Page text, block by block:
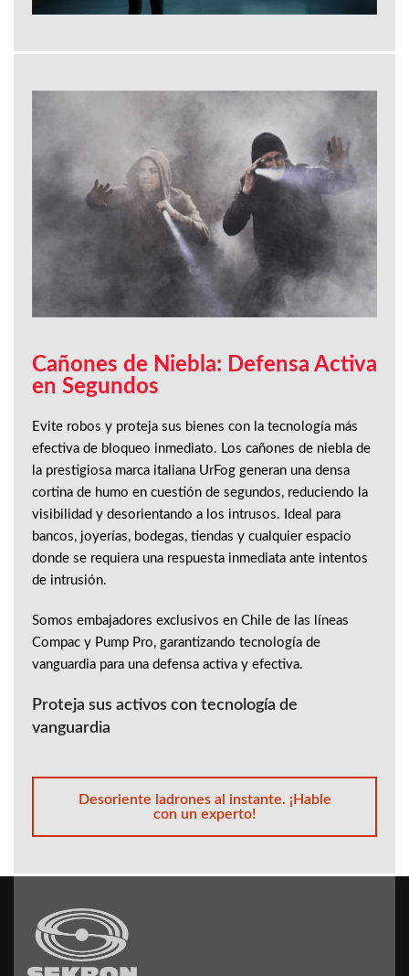
Cañones de Niebla: Defensa Activa
en Segundos
Evite robos y proteja sus bienes con la tecnología más
efectiva de bloqueo inmediato. Los cañones de niebla de
la prestigiosa marca italiana UrFog generan una densa
cortina de humo en cuestión de segundos, reduciendo la
visibilidad y desorientando a los intrusos. Ideal para
bancos, joyerías, bodegas, tiendas y cualquier espacio
donde se requiera una respuesta inmediata ante intentos
de intrusión.
Somos embajadores exclusivos en Chile de las líneas
Compac y Pump Pro, garantizando tecnología de
vanguardia para una defensa activa y efectiva.
Proteja sus activos con tecnología de
vanguardia
Desoriente ladrones al instante. ¡Hable
con un experto!